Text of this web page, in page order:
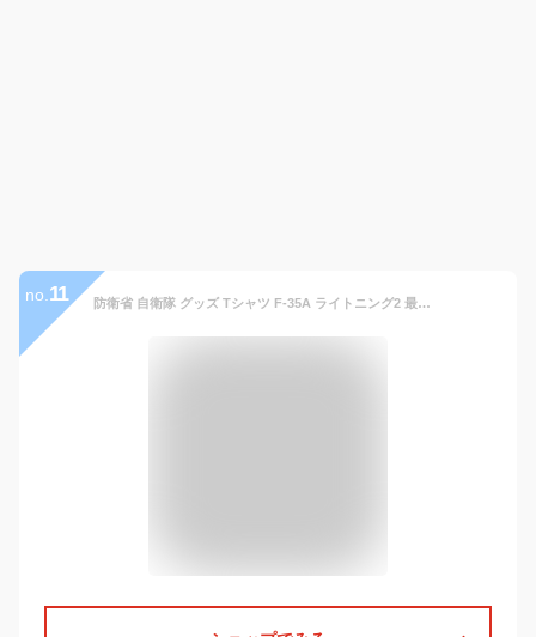
no. 11 防衛省 自衛隊 グッズ Tシャツ F-35A ライトニング2 最新ステルス戦闘機 半袖 メンズ 黒 大きいサイズ 服 シンボルマーク 稲妻 雷神 三つ巴 ロゴ F35 戦闘機 ライトニング ドライ効果 吸水速乾 紫外線遮蔽 UVカット クルーネック 航空自衛隊 空自 PX売店商品 IRT0115